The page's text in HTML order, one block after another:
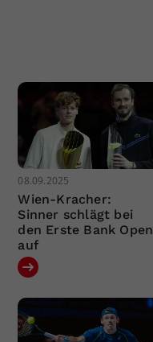
08.09.2025
Wien-Kracher:
Sinner schlägt bei
den Erste Bank Open
auf